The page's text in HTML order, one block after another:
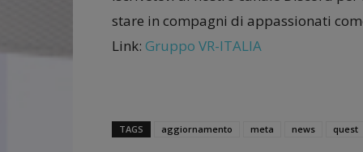
stare in compagni di appassionati
Link: Gruppo VR-ITALIA
TAGS aggiornamento meta news quest